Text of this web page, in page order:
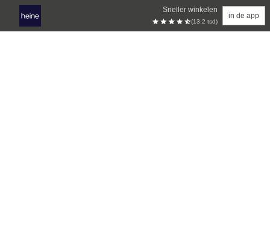
Sneller winkelen
(13.2 tsd)
in de app